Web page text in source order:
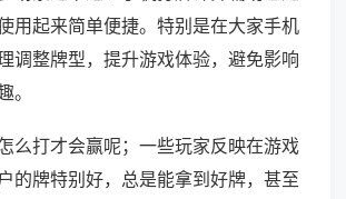
用起来简单便捷。特别是在大家手机
调整牌型，提升游戏体验，避免影响
。
么打才会赢呢；一些玩家反映在游戏
的牌特别好，总是能拿到好牌，甚至